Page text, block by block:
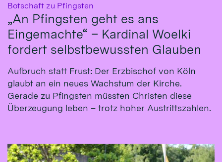
Botschaft zu Pfingsten
„An Pfingsten geht es ans
Eingemachte“ – Kardinal Woelki
fordert selbstbewussten Glauben
Aufbruch statt Frust: Der Erzbischof von Köln
glaubt an ein neues Wachstum der Kirche.
Gerade zu Pfingsten müssten Christen diese
Überzeugung leben – trotz hoher Austrittszahlen.